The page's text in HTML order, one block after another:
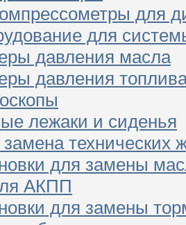
для
для
давления масла
давления
лежаки и сиденья
технических
для замены
АКПП
для замены